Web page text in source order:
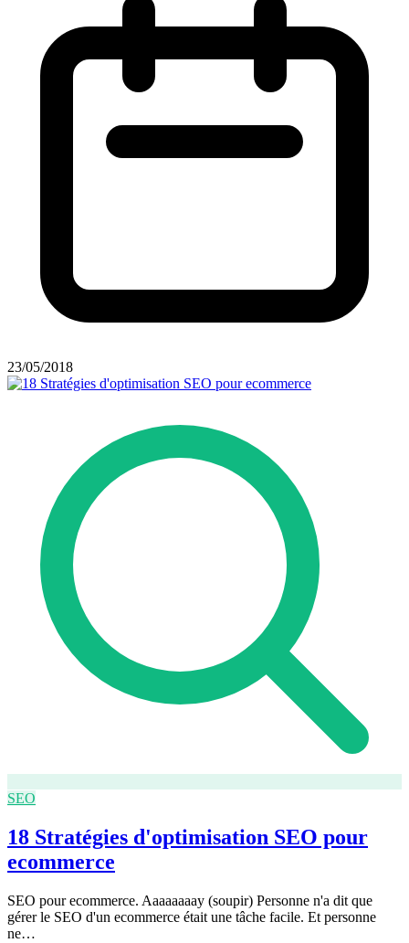
23/05/2018
SEO
18 Stratégies d'optimisation SEO pour
ecommerce
SEO pour ecommerce. Aaaaaaaay (soupir) Personne n'a dit que
gérer le SEO d'un ecommerce était une tâche facile. Et personne
ne…